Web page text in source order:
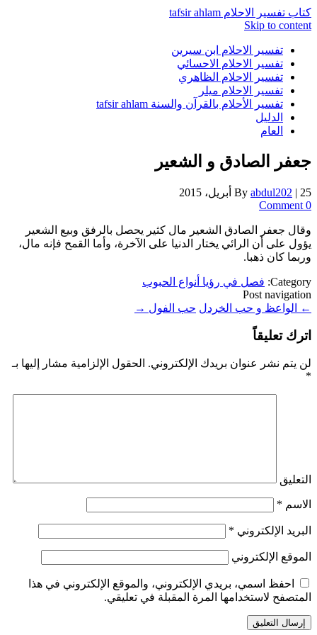
كتاب تفسير الاحلام tafsir ahlam
Skip to content
تفسير الاحلام ابن سيرين
تفسير الاحلام الاحسائي
تفسير الاحلام الظاهري
تفسير الاحلام ميلر
تفسير الأحلام بالقرآن والسنة tafsir ahlam
الدليل
العام
جعفر الصادق و الشعير
By abdul202 | 25 أبريل، 2015
0 Comment
وقال جعفر الصادق الشعير مال كثير يحصل بالرفق وبيع الشعير
يؤول على أن الرائي يختار الدنيا على الآخرة، وأما القمح فإنه مال،
وربما كان ذهبا.
Category: فصل في رؤيا أنواع الحبوب
Post navigation
←
الواعظ و حب الخردل حب الفول →
اترك تعليقاً
لن يتم نشر عنوان بريدك الإلكتروني. الحقول الإلزامية مشار إليها بـ
*
التعليق
الاسم *
البريد الإلكتروني *
الموقع الإلكتروني
احفظ اسمي، بريدي الإلكتروني، والموقع الإلكتروني في هذا
المتصفح لاستخدامها المرة المقبلة في تعليقي.